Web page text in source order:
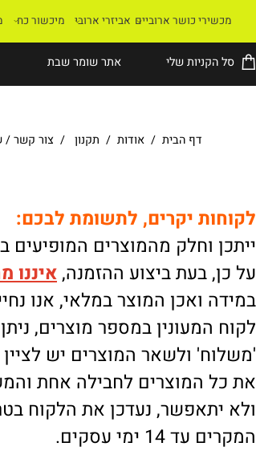
שלי אתר שומר שבת
דף הבית/אודות /תקנון /צור קשר/ שובר
כושר ארוביים אביזרי ארובי מיכשור כח מתקני
יקרים, לתשומת לבכם:
וחלק מהמוצרים המופיעים
בעת ביצוע ההזמנה,איננו
המוצר במלאי, אנו נחייב
במספר מוצרים, ניתן
ולשאר המוצרים יש לציין
לחבילה אחת
נעדכן את הלקוח בטרם
עסקים.